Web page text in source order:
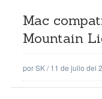
Mac
Mountain
porSK/11 de julio del